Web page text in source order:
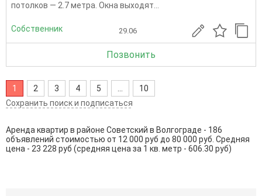
потолков — 2.7 метра. Окна выходят...
Собственник 29.06
Позвонить
1 2 3 4 5
10
Сохранить поиск и подписаться
Аренда квартир в районе Советский в Волгограде - 186
объявлений стоимостью от 12 000 руб до 80 000 руб. Средняя
цена - 23 228 руб (средняя цена за 1 кв. метр - 606.30 руб)